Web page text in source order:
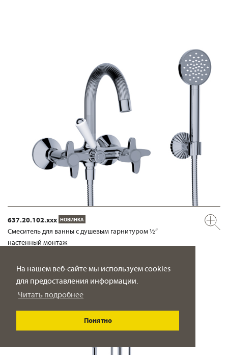
На нашем веб-сайте мы используем cookies
для предоставления информации.
Читать подробнее
Понятно
637.20.102.xxx НОВИНКА
Смеситель для ванны с душевым гарнитуром ½“
настенный монтаж